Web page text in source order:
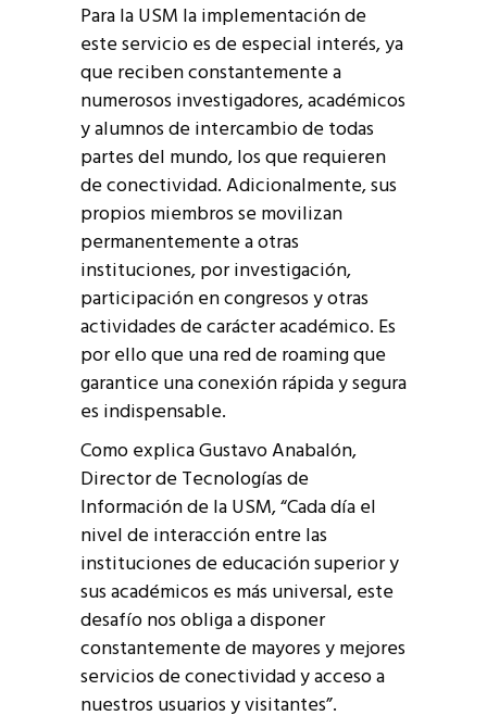
Para la USM la implementación de
este servicio es de especial interés, ya
que reciben constantemente a
numerosos investigadores, académicos
y alumnos de intercambio de todas
partes del mundo, los que requieren
de conectividad. Adicionalmente, sus
propios miembros se movilizan
permanentemente a otras
instituciones, por investigación,
participación en congresos y otras
actividades de carácter académico. Es
por ello que una red de roaming que
garantice una conexión rápida y segura
es indispensable.
Como explica Gustavo Anabalón,
Director de Tecnologías de
Información de la USM, “Cada día el
nivel de interacción entre las
instituciones de educación superior y
sus académicos es más universal, este
desafío nos obliga a disponer
constantemente de mayores y mejores
servicios de conectividad y acceso a
nuestros usuarios y visitantes”.